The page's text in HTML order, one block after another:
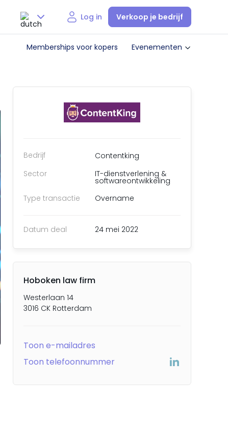
Nederlands
Log in Verkoop je bedrijf
Memberships voor kopers Evenementen
Bedrijf
Contentking
Sector
IT-dienstverlening &
softwareontwikkeling
Type transactie
Overname
Datum deal 24 mei 2022
Hoboken law firm
Westerlaan 14
3016 CK Rotterdam
Toon e-mailadres
Toon telefoonnummer